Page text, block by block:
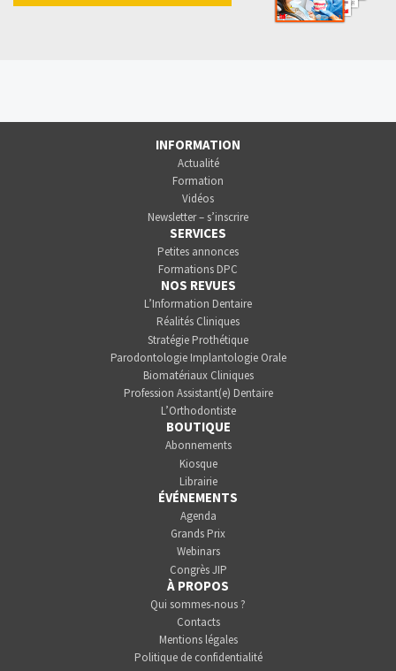
INFORMATION
Actualité
Formation
Vidéos
Newsletter – s’inscrire
SERVICES
Petites annonces
Formations DPC
NOS REVUES
L’Information Dentaire
Réalités Cliniques
Stratégie Prothétique
Parodontologie Implantologie Orale
Biomatériaux Cliniques
Profession Assistant(e) Dentaire
L’Orthodontiste
BOUTIQUE
Abonnements
Kiosque
Librairie
ÉVÉNEMENTS
Agenda
Grands Prix
Webinars
Congrès JIP
À PROPOS
Qui sommes-nous ?
Contacts
Mentions légales
Politique de confidentialité